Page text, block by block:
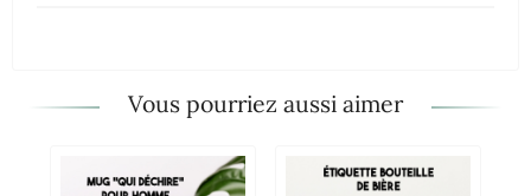
Vous pourriez aussi aimer